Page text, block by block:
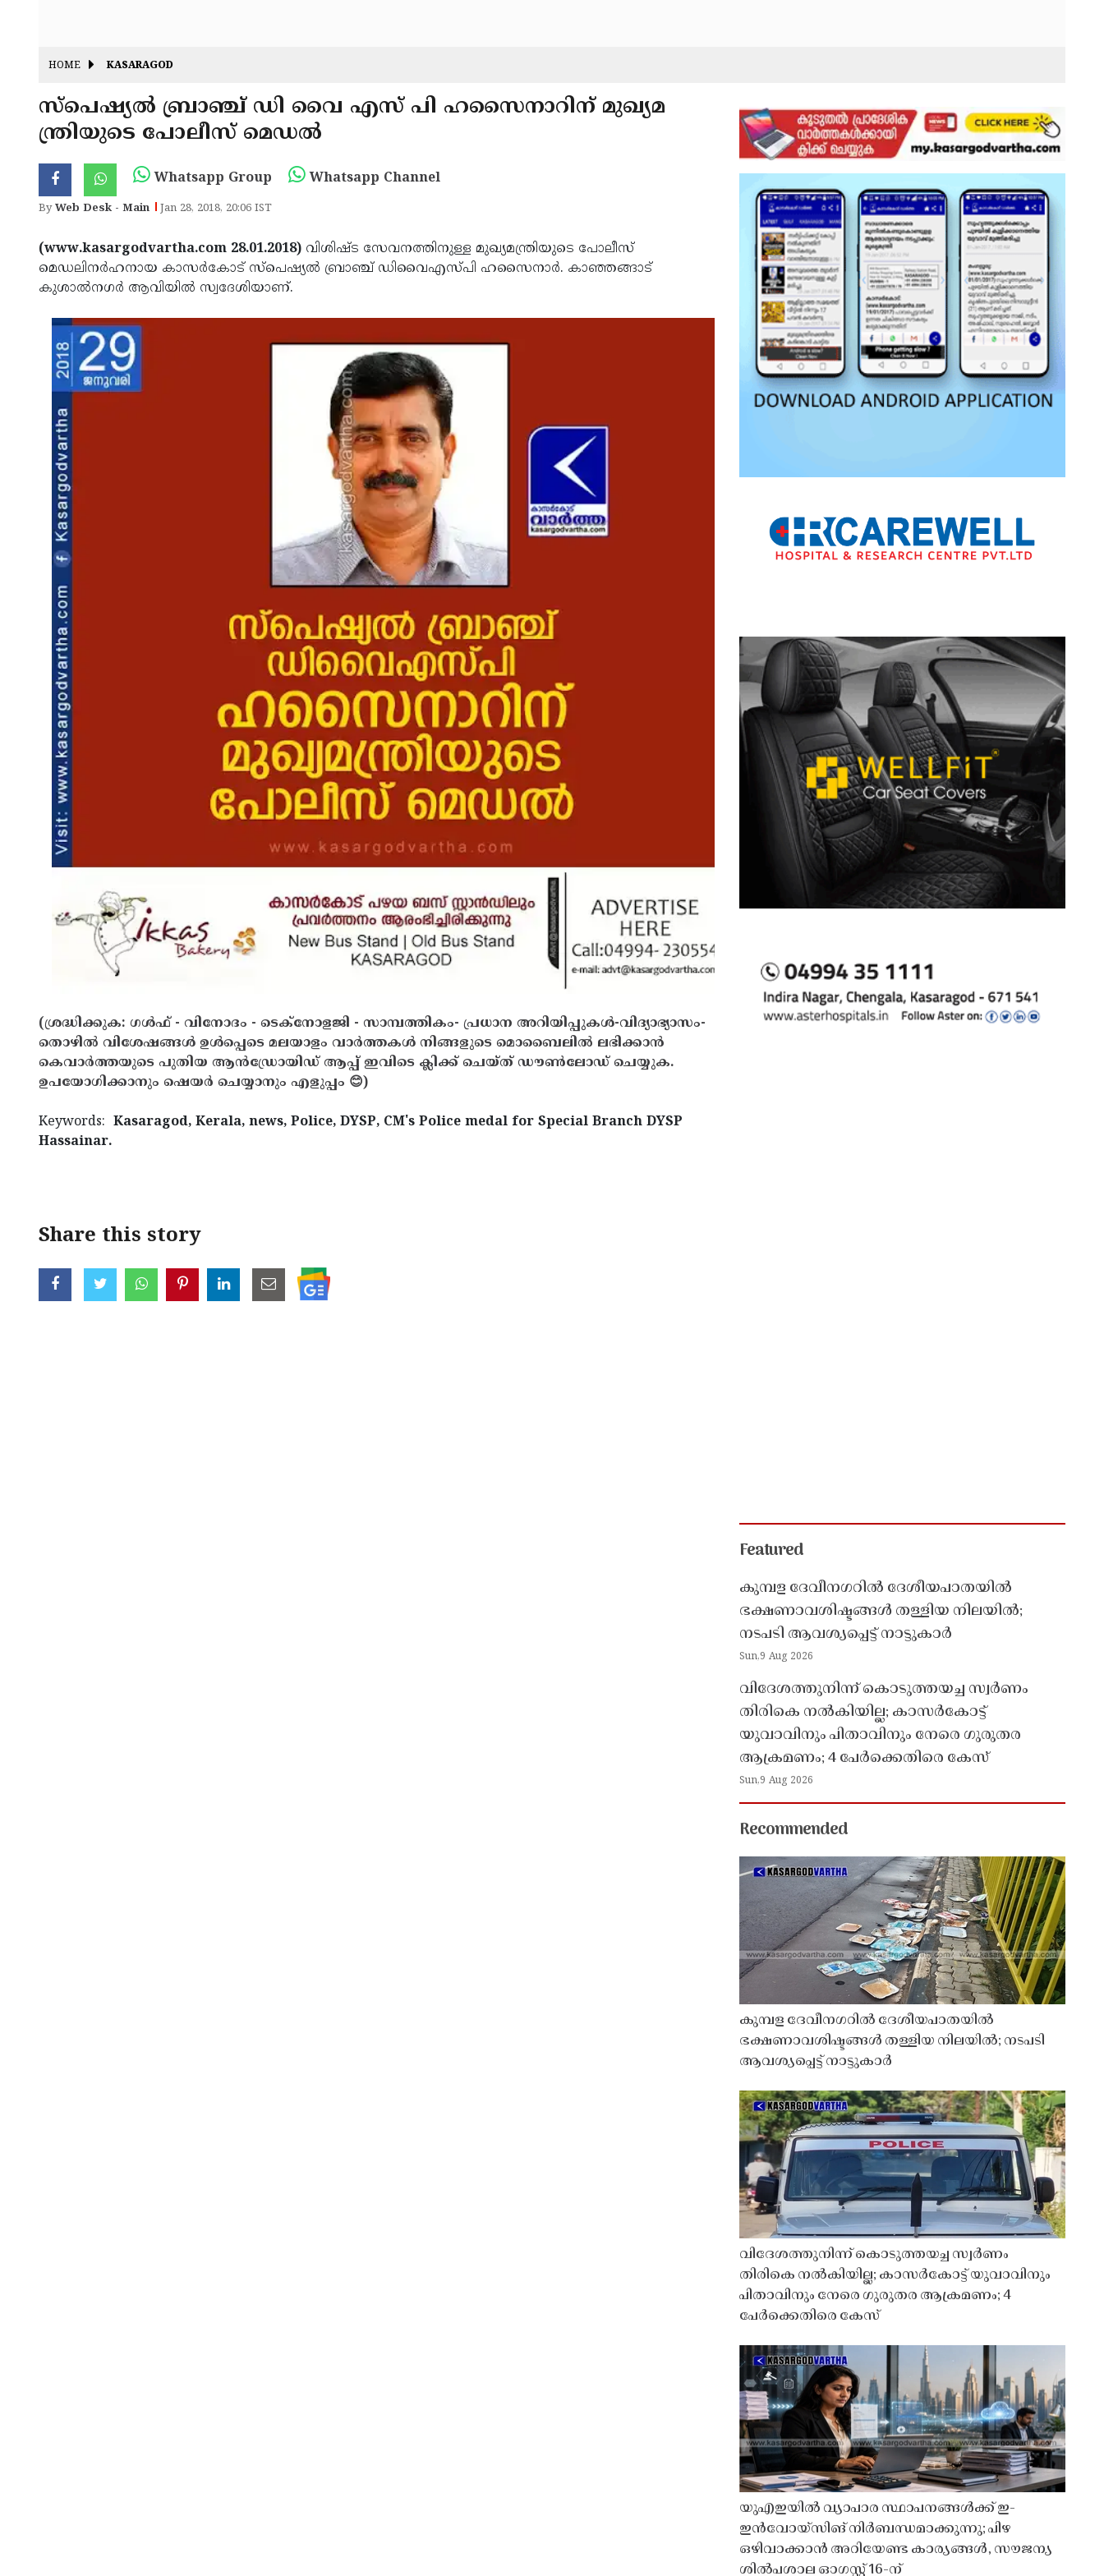
HOME KASARAGOD
സ്‌പെഷ്യല്‍ ബ്രാഞ്ച് ഡി വൈ എസ് പി ഹസൈനാറിന് മുഖ്യമ
ന്ത്രിയുടെ പോലീസ് മെഡല്‍
Whatsapp Group Whatsapp Channel
ByWeb Desk - Main Jan 28, 2018, 20:06 IST
(www.kasargodvartha.com 28.01.2018) വിശിഷ്ട സേവനത്തിനുള്ള മുഖ്യമന്ത്രിയുടെ പോലീസ്
മെഡലിനര്‍ഹനായ കാസര്‍കോട് സ്‌പെഷ്യല്‍ ബ്രാഞ്ച് ഡിവൈഎസ്പി ഹസൈനാര്‍. കാഞ്ഞങ്ങാട്
കുശാല്‍നഗര്‍ ആവിയില്‍ സ്വദേശിയാണ്.
(ശ്രദ്ധിക്കുക: ഗൾഫ് - വിനോദം - ടെക്നോളജി - സാമ്പത്തികം- പ്രധാന അറിയിപ്പുകൾ-വിദ്യാഭ്യാസം-
തൊഴിൽ വിശേഷങ്ങൾ ഉൾപ്പെടെ മലയാളം വാർത്തകൾ നിങ്ങളുടെ മൊബൈലിൽ ലഭിക്കാൻ
കെവാർത്തയുടെ പുതിയ ആൻഡ്രോയിഡ് ആപ്പ് ഇവിടെ ക്ലിക്ക് ചെയ്ത് ഡൗൺലോഡ് ചെയ്യുക.
ഉപയോഗിക്കാനും ഷെയർ ചെയ്യാനും എളുപ്പം 😊)
Keywords: Kasaragod, Kerala, news, Police, DYSP, CM's Police medal for Special Branch DYSP
Hassainar.
Share this story
Featured
കുമ്പള ദേവീനഗറിൽ ദേശീയപാതയിൽ
ഭക്ഷണാവശിഷ്ടങ്ങൾ തള്ളിയ നിലയിൽ;
നടപടി ആവശ്യപ്പെട്ട് നാട്ടുകാർ
Sun,9 Aug 2026
വിദേശത്തുനിന്ന് കൊടുത്തയച്ച സ്വർണം
തിരികെ നൽകിയില്ല; കാസർകോട്ട്
യുവാവിനും പിതാവിനും നേരെ ഗുരുതര
ആക്രമണം; 4 പേർക്കെതിരെ കേസ്
Sun,9 Aug 2026
Recommended
കുമ്പള ദേവീനഗറിൽ ദേശീയപാതയിൽ
ഭക്ഷണാവശിഷ്ടങ്ങൾ തള്ളിയ നിലയിൽ; നടപടി
ആവശ്യപ്പെട്ട് നാട്ടുകാർ
വിദേശത്തുനിന്ന് കൊടുത്തയച്ച സ്വർണം
തിരികെ നൽകിയില്ല; കാസർകോട്ട് യുവാവിനും
പിതാവിനും നേരെ ഗുരുതര ആക്രമണം; 4
പേർക്കെതിരെ കേസ്
യുഎഇയിൽ വ്യാപാര സ്ഥാപനങ്ങൾക്ക് ഇ-
ഇൻവോയ്സിങ് നിർബന്ധമാക്കുന്നു; പിഴ
ഒഴിവാക്കാൻ അറിയേണ്ട കാര്യങ്ങൾ, സൗജന്യ
ശിൽപശാല ഓഗസ്റ്റ് 16-ന്